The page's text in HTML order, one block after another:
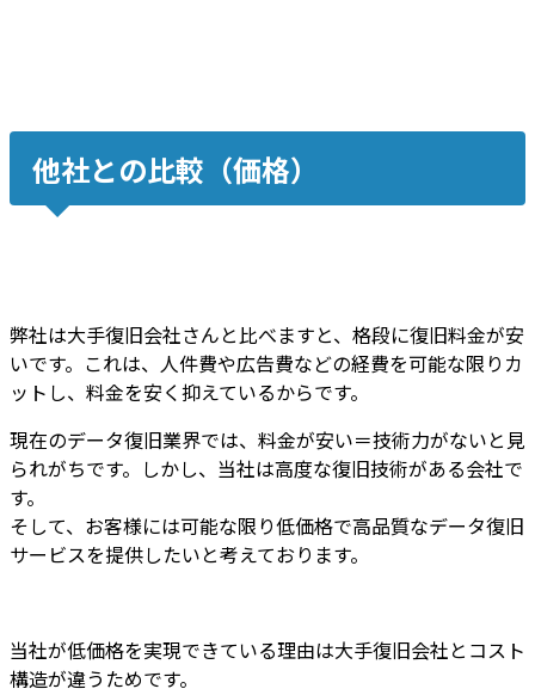
他社との比較（価格）
弊社は大手復旧会社さんと比べますと、 格段に復旧料金が安
いです。これは、 人件費や広告費などの経費を可能な限りカ
ット し、 料金を安く抑えているからです。
現在のデータ復旧業界では、料金が安い＝技術力がないと見
られがちです。しかし、 当社は高度な復旧技術がある会社で
す。
そして、 お客様には可能な限り低価格で高品質なデータ復旧
サービスを提供したいと考えております。
当社が低価格を実現できている理由は大手復旧会社とコスト
構造が違うためです。